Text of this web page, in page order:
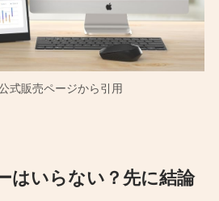
式販売ページから引用
はいらない？先に結論